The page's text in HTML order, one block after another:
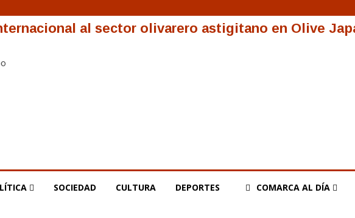
al sector olivarero astigitano en Olive
SOCIEDAD CULTURA DEPORTES COMARCA AL DÍA